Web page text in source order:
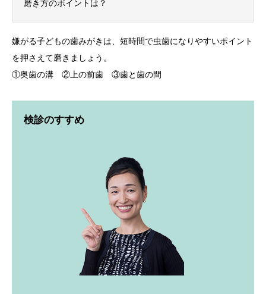
磨き方のポイントは？
嫌がる子どもの歯みがきは、短時間で虫歯になりやすいポイント
を押さえて磨きましょう。
①奥歯の溝 ②上の前歯 ③歯と歯の間
検診のすすめ